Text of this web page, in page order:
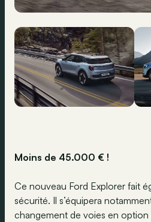
Moins de 45.000 € !
Ce nouveau Ford Explorer fait
sécurité. Il s’équipera
changement de voies en option